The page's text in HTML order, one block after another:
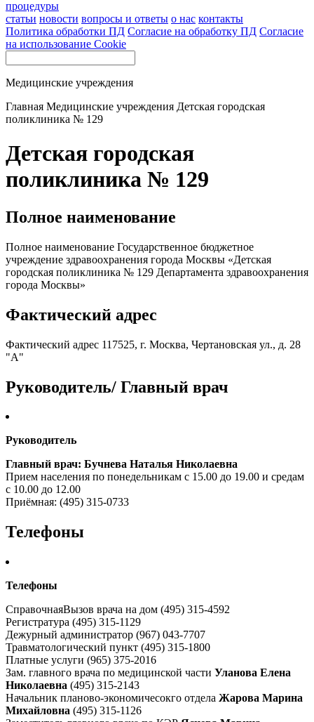
процедуры
статьи новости вопросы и ответы о нас контакты
Политика обработки ПД Согласие на обработку ПД Согласие
на использование Cookie
Медицинские учреждения
Главная Медицинские учреждения Детская городская
поликлиника № 129
Детская городская
поликлиника № 129
Полное наименование
Полное наименование Государственное бюджетное
учреждение здравоохранения города Москвы «Детская
городская поликлиника № 129 Департамента здравоохранения
города Москвы»
Фактический адрес
Фактический адрес 117525, г. Москва, Чертановская ул., д. 28
"А"
Руководитель/ Главный врач
Руководитель
Главный врач: Бучнева Наталья Николаевна
Прием населения по понедельникам с 15.00 до 19.00 и средам
с 10.00 до 12.00
Приёмная: (495) 315-0733
Телефоны
Телефоны
СправочнаяВызов врача на дом (495) 315-4592
Регистратура (495) 315-1129
Дежурный администратор (967) 043-7707
Травматологический пункт (495) 315-1800
Платные услуги (965) 375-2016
Зам. главного врача по медицинской части Уланова Елена
Николаевна (495) 315-2143
Начальник планово-экономичесокго отдела Жарова Марина
Михайловна (495) 315-1126